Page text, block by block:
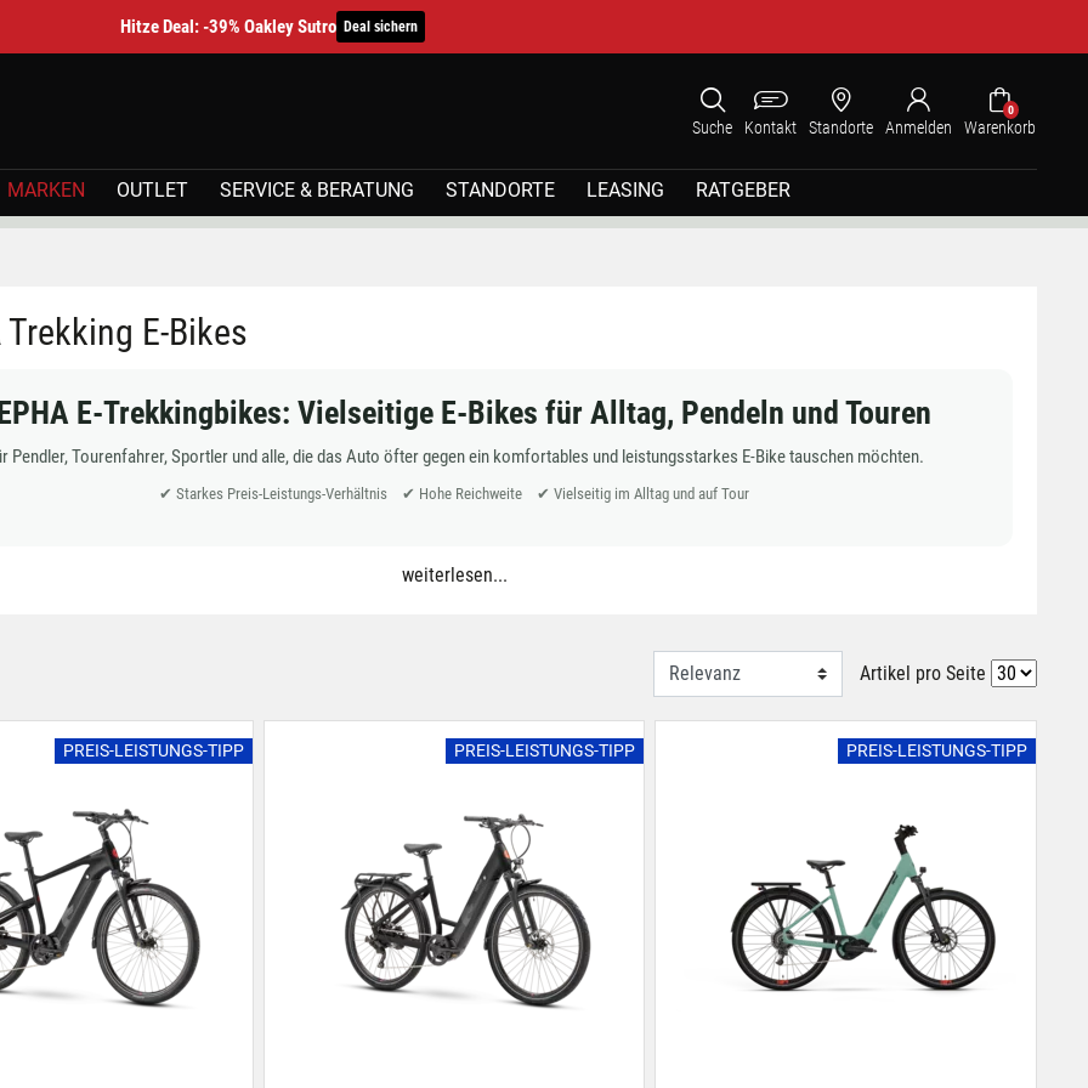
Hitze Deal: -39% Oakley Sutro Deal sichern
Suche Kontakt Standorte Anmelden
0
Warenkorb
MARKEN OUTLET SERVICE & BERATUNG STANDORTE LEASING RATGEBER
Trekking E-Bikes
E-Trekkingbikes: Vielseitige E-Bikes für Alltag, Pendeln und Touren
Pendler, Tourenfahrer, Sportler und alle, die das Auto öfter gegen ein komfortables und leistungsstarkes E-Bike tauschen möchten.
✔ Starkes Preis-Leistungs-Verhältnis ✔ Hohe Reichweite ✔ Vielseitig im Alltag und auf Tour
weiterlesen...
Artikel pro Seite
PREIS-LEISTUNGS-TIPP PREIS-LEISTUNGS-TIPP PREIS-LEISTUNGS-TIPP